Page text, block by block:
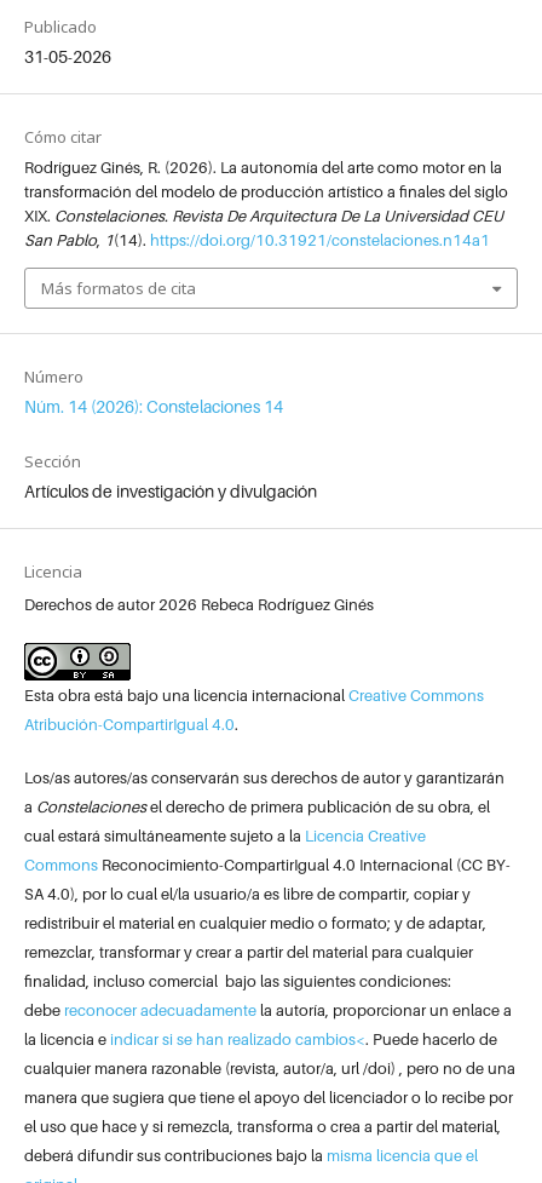
Publicado
31-05-2026
Número
Núm. 14 (2026): Constelaciones 14
Sección
Artículos de investigación y divulgación
Licencia
Derechos de autor 2026 Rebeca Rodríguez Ginés
Esta obra está bajo una licencia internacionalCreative Commons
Atribución-CompartirIgual 4.0.
Los/as autores/as conservarán sus derechos de autor y garantizarán
a Constelacionesel derecho de primera publicación de su obra, el
cual estará simultáneamente sujeto a la Licencia Creative
Commons Reconocimiento-CompartirIgual 4.0 Internacional (CC BY-
SA 4.0), por lo cual el/la usuario/a es libre de compartir, copiar y
redistribuir el material en cualquier medio o formato; y de adaptar,
remezclar, transformar y crear a partir del material para cualquier
finalidad, incluso comercial bajo las siguientes condiciones:
debe reconocer adecuadamentela autoría, proporcionar un enlace a
la licencia e indicar si se han realizado cambios<. Puede hacerlo de
cualquier manera razonable (revista, autor/a, url /doi) , pero no de una
manera que sugiera que tiene el apoyo del licenciador o lo recibe por
el uso que hace y si remezcla, transforma o crea a partir del material,
deberá difundir sus contribuciones bajo la misma licencia que el
Cómo citar
Rodríguez Ginés, R. (2026). La autonomía del arte como motor en la
transformación del modelo de producción artístico a finales del siglo
XIX. Constelaciones. Revista De Arquitectura De La Universidad CEU
San Pablo, 1(14). https://doi.org/10.31921/constelaciones.n14a1
Más formatos de cita